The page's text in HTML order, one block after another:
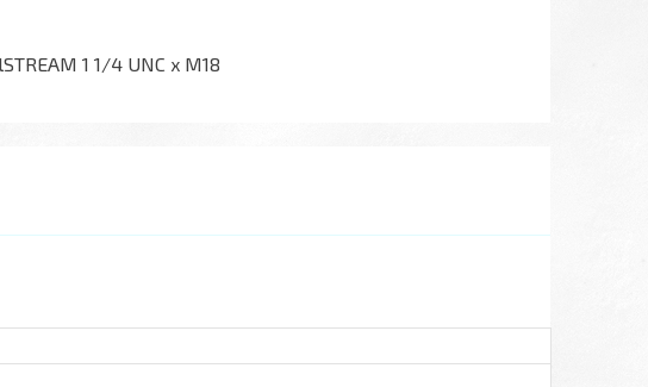
1 1/4 UNC x М18